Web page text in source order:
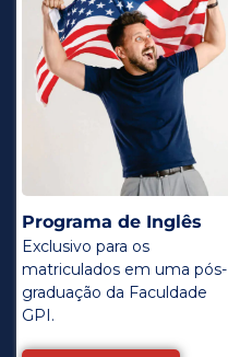
Programa de Inglês
Exclusivo para os
matriculados em uma pós-
graduação da Faculdade
GPI.